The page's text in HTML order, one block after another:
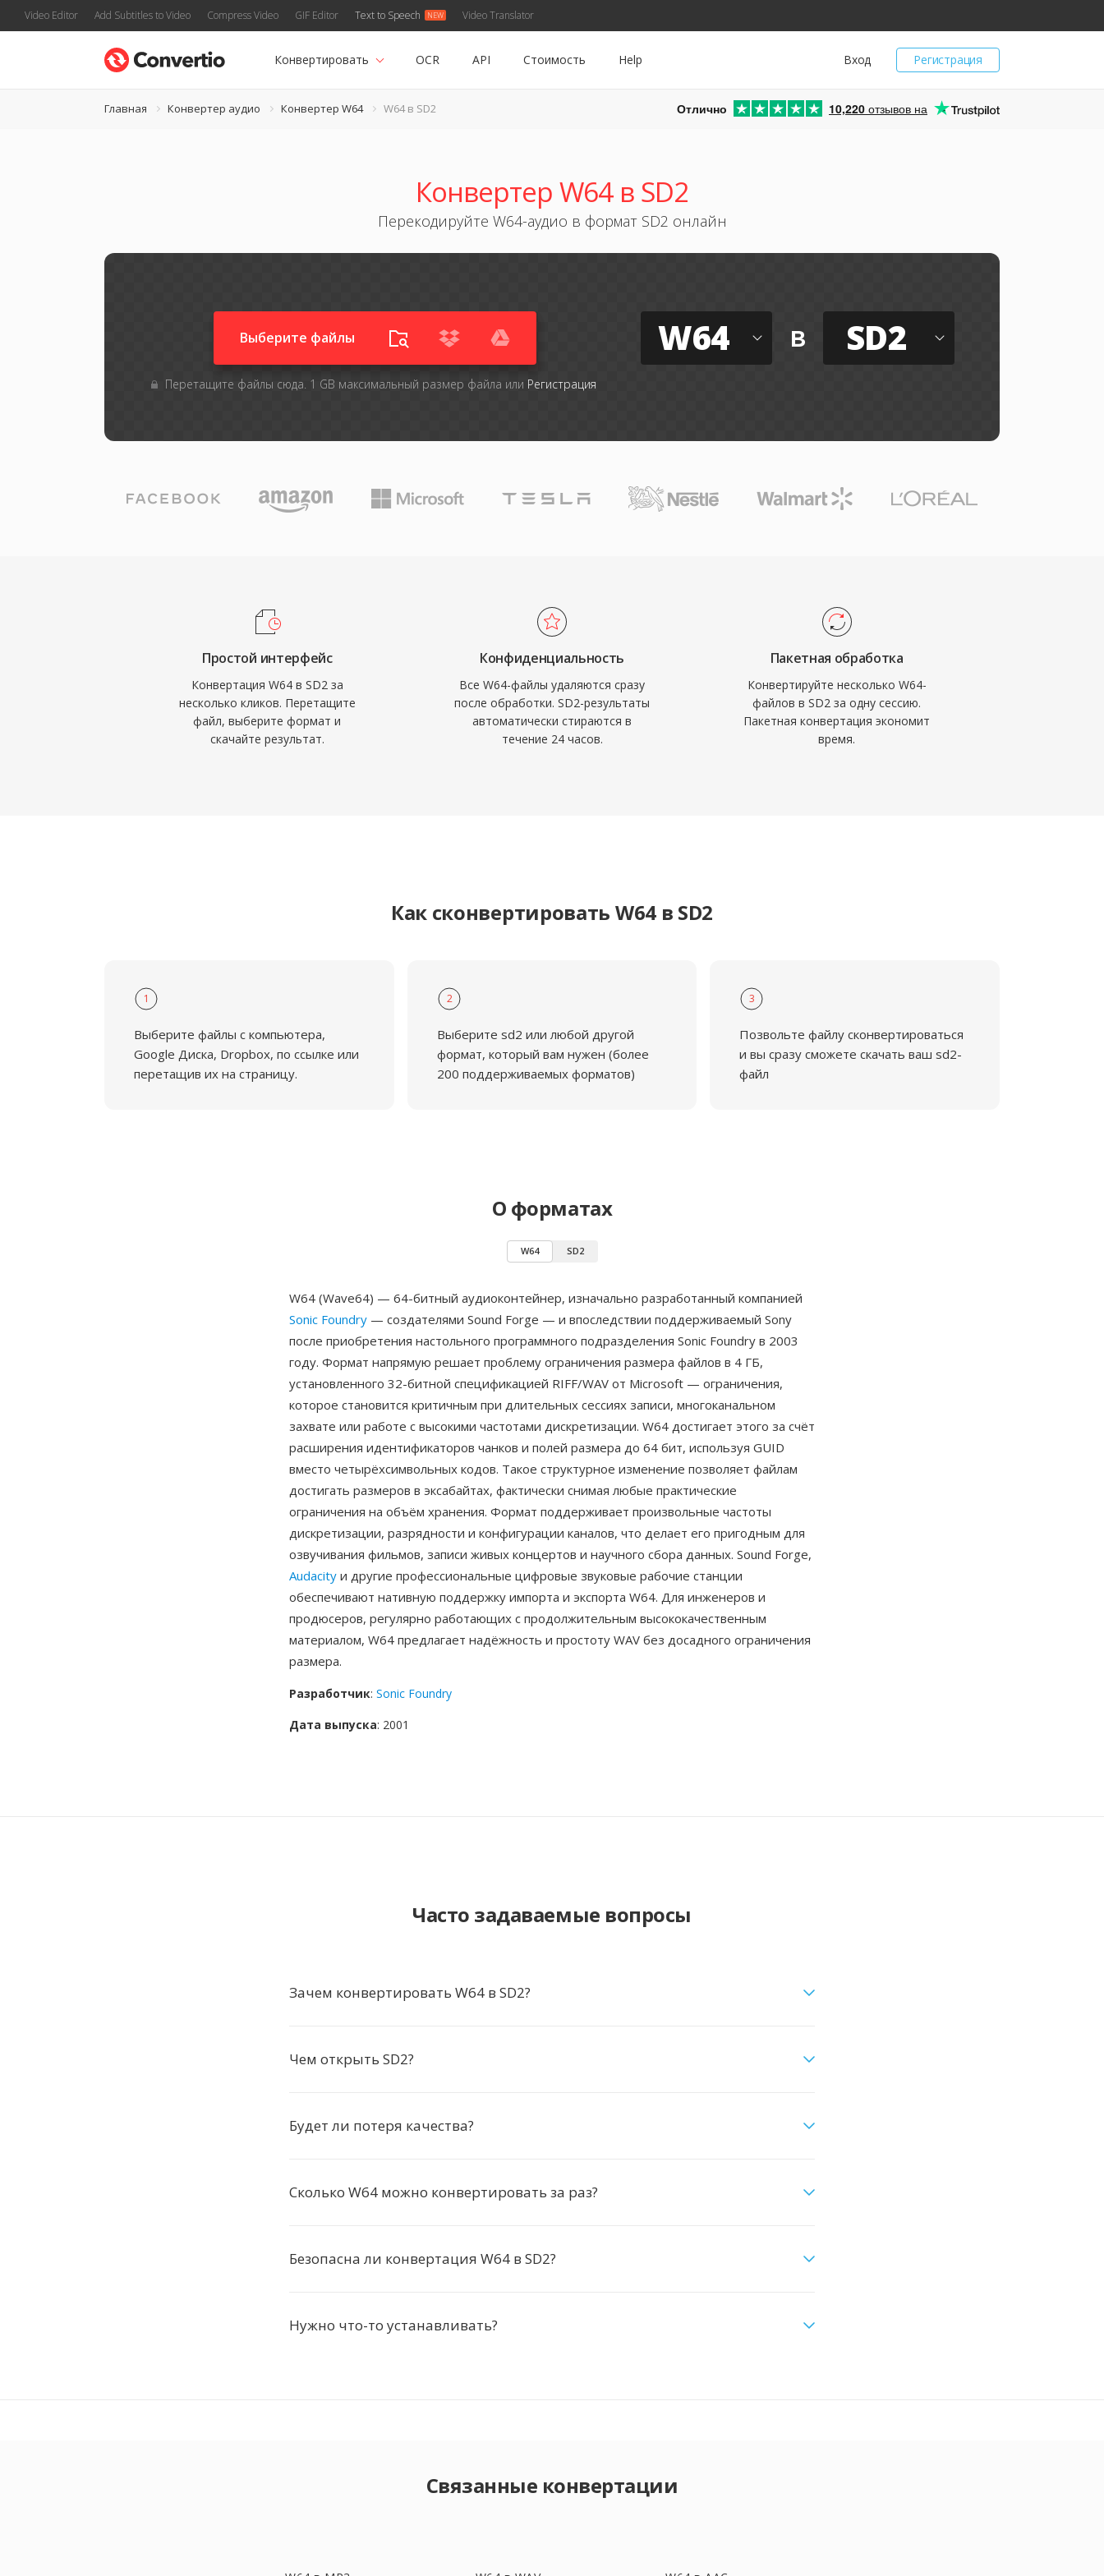
Video Editor Add Subtitles to Video Compress Video GIF Editor Text to Speech Video Translator
Регистрация
Вход
Конвертировать OCR API Стоимость Help
Главная Конвертер аудио Конвертер W64 W64 в SD2 Отлично 10,220 отзывов на
Конвертер W64 в SD2
Перекодируйте W64-аудио в формат SD2 онлайн
Выберите файлы
Перетащите файлы сюда. 1 GB максимальный размер файла или Регистрация
W64 в SD2
Простой интерфейс
Конвертация W64 в SD2 за
несколько кликов. Перетащите
файл, выберите формат и
скачайте результат.
Конфиденциальность
Все W64-файлы удаляются сразу
после обработки. SD2-результаты
автоматически стираются в
течение 24 часов.
Пакетная обработка
Конвертируйте несколько W64-
файлов в SD2 за одну сессию.
Пакетная конвертация экономит
время.
Как сконвертировать W64 в SD2
1
Выберите файлы с компьютера,
Google Диска, Dropbox, по ссылке или
перетащив их на страницу.
2
Выберите sd2 или любой другой
формат, который вам нужен (более
200 поддерживаемых форматов)
3
Позвольте файлу сконвертироваться
и вы сразу сможете скачать ваш sd2-
файл
О форматах
W64 SD2
W64 (Wave64) — 64-битный аудиоконтейнер, изначально разработанный компанией
Sonic Foundry — создателями Sound Forge — и впоследствии поддерживаемый Sony
после приобретения настольного программного подразделения Sonic Foundry в 2003
году. Формат напрямую решает проблему ограничения размера файлов в 4 ГБ,
установленного 32-битной спецификацией RIFF/WAV от Microsoft — ограничения,
которое становится критичным при длительных сессиях записи, многоканальном
захвате или работе с высокими частотами дискретизации. W64 достигает этого за счёт
расширения идентификаторов чанков и полей размера до 64 бит, используя GUID
вместо четырёхсимвольных кодов. Такое структурное изменение позволяет файлам
достигать размеров в эксабайтах, фактически снимая любые практические
ограничения на объём хранения. Формат поддерживает произвольные частоты
дискретизации, разрядности и конфигурации каналов, что делает его пригодным для
озвучивания фильмов, записи живых концертов и научного сбора данных. Sound Forge,
Audacity и другие профессиональные цифровые звуковые рабочие станции
обеспечивают нативную поддержку импорта и экспорта W64. Для инженеров и
продюсеров, регулярно работающих с продолжительным высококачественным
материалом, W64 предлагает надёжность и простоту WAV без досадного ограничения
размера.
Разработчик: Sonic Foundry
Дата выпуска: 2001
Часто задаваемые вопросы
Зачем конвертировать W64 в SD2?
Чем открыть SD2?
Будет ли потеря качества?
Сколько W64 можно конвертировать за раз?
Безопасна ли конвертация W64 в SD2?
Нужно что-то устанавливать?
Связанные конвертации